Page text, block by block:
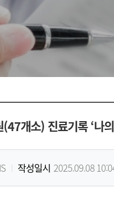
개소) 진료기록 ‘나
작성일시 2025.09.08